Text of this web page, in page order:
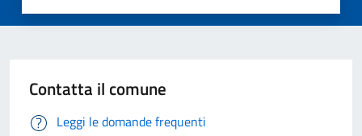
Contatta il comune
Leggi le domande frequenti